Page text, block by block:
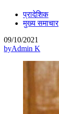
प्रादेशिक
मुख्य समाचार
09/10/2021
byAdmin K